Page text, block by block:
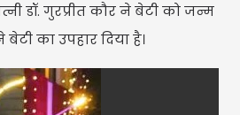
डॉ. गुरप्रीत कौर ने बेटी को जन्म
का उपहार दिया है।